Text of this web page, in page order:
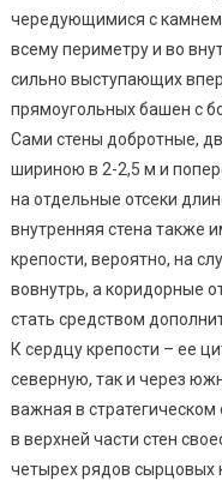
чередующимися с
всему периметру и во
сильно выступающих
прямоугольных башен с
Сами стены добротные,
шириною в 2-2,5 м и
на отдельные отсеки
внутренняя стена также
крепости, вероятно, на
вовнутрь, а коридорные
стать средством
К сердцу крепости – ее
северную, так и через
важная в
в верхней части стен
четырех рядов сырцовых